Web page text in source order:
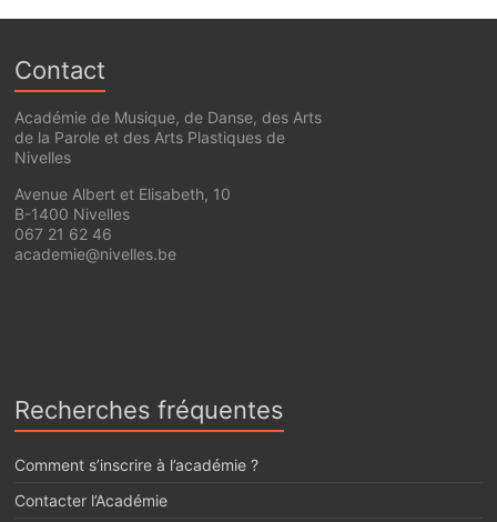
Contact
Académie de Musique, de Danse, des Arts
de la Parole et des Arts Plastiques de
Nivelles
Avenue Albert et Elisabeth, 10
B-1400 Nivelles
067 21 62 46
academie@nivelles.be
Recherches fréquentes
Comment s’inscrire à l’académie ?
Contacter l’Académie